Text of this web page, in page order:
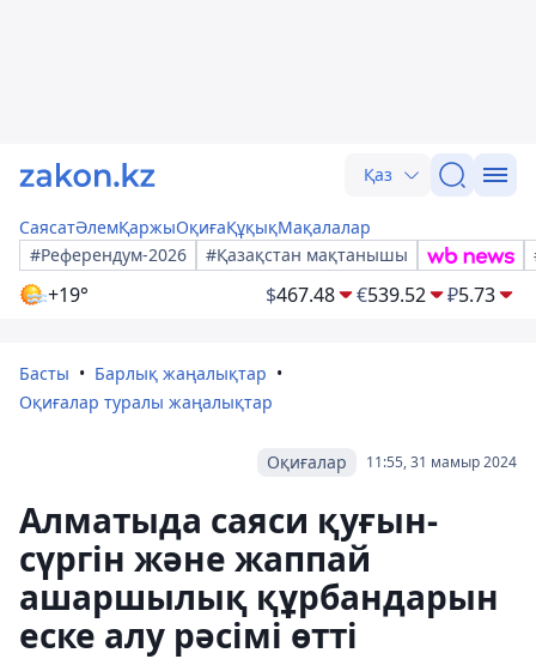
Қаз
СаясатӘлемҚаржыОқиғаҚұқықМақалалар
#Референдум-2026
#Қазақстан мақтанышы
+19° $467.48 €539.52 ₽5.73
Басты
Барлық жаңалықтар
Оқиғалар туралы жаңалықтар
11:55, 31 мамыр 2024
Оқиғалар
Алматыда саяси қуғын-
сүргін және жаппай
ашаршылық құрбандарын
еске алу рәсімі өтті